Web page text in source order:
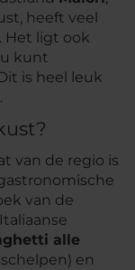
heeft veel
Het ligt ook
kunt
is heel leuk
van de regio is
van de
alle
en